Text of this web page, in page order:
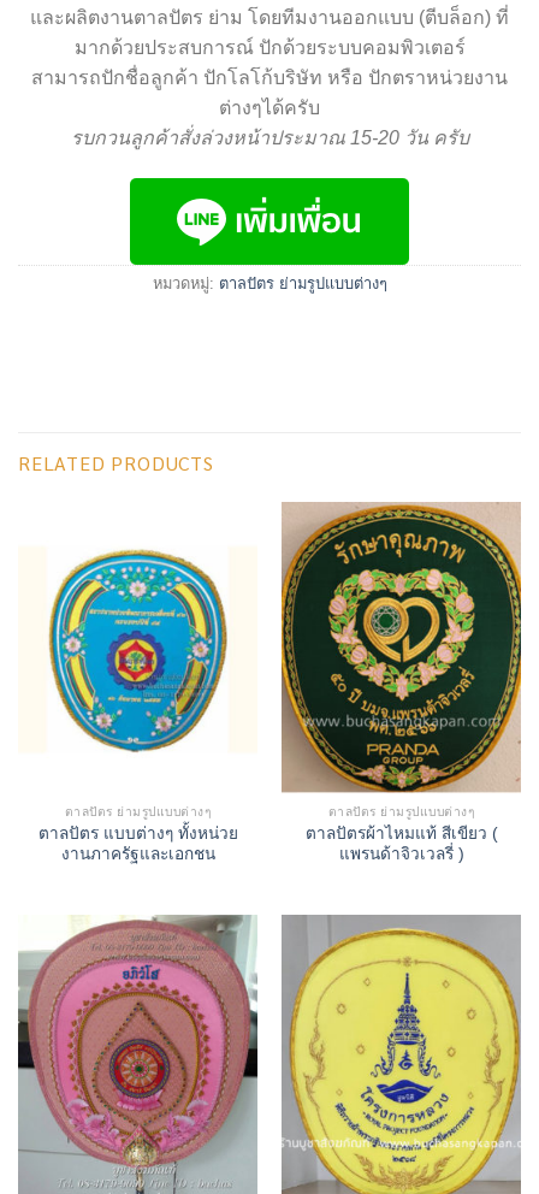
และผลิตงานตาลปัตร ย่าม โดยทีมงานออกแบบ (ตีบล็อก) ที่
มากด้วยประสบการณ์ ปักด้วยระบบคอมพิวเตอร์
สามารถปักชื่อลูกค้า ปักโลโก้บริษัท หรือ ปักตราหน่วยงาน
ต่างๆได้ครับ
รบกวนลูกค้าสั่งล่วงหน้าประมาณ 15-20 วัน ครับ
หมวดหมู่: ตาลปัตร ย่ามรูปแบบต่างๆ
RELATED PRODUCTS
ตาลปัตร ย่ามรูปแบบต่างๆ
ตาลปัตร แบบต่างๆ ทั้งหน่วย
งานภาครัฐและเอกชน
ตาลปัตร ย่ามรูปแบบต่างๆ
ตาลปัตรผ้าไหมแท้ สีเขียว (
แพรนด้าจิวเวลรี่ )